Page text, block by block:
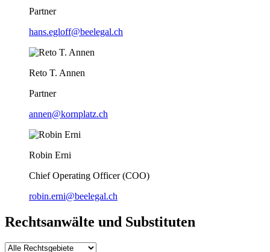
Partner
hans.egloff@beelegal.ch
Reto T. Annen
Partner
annen@kornplatz.ch
Robin Erni
Chief Operating Officer (COO)
robin.erni@beelegal.ch
Rechtsanwälte und Substituten